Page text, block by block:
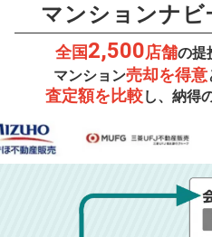
マンションナビ
全国2,500店舗の提
マンション売却を得意
査定額を比較し、納得